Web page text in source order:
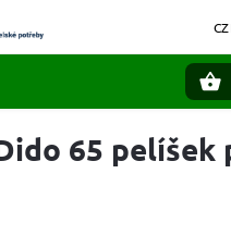
65 pelíšek